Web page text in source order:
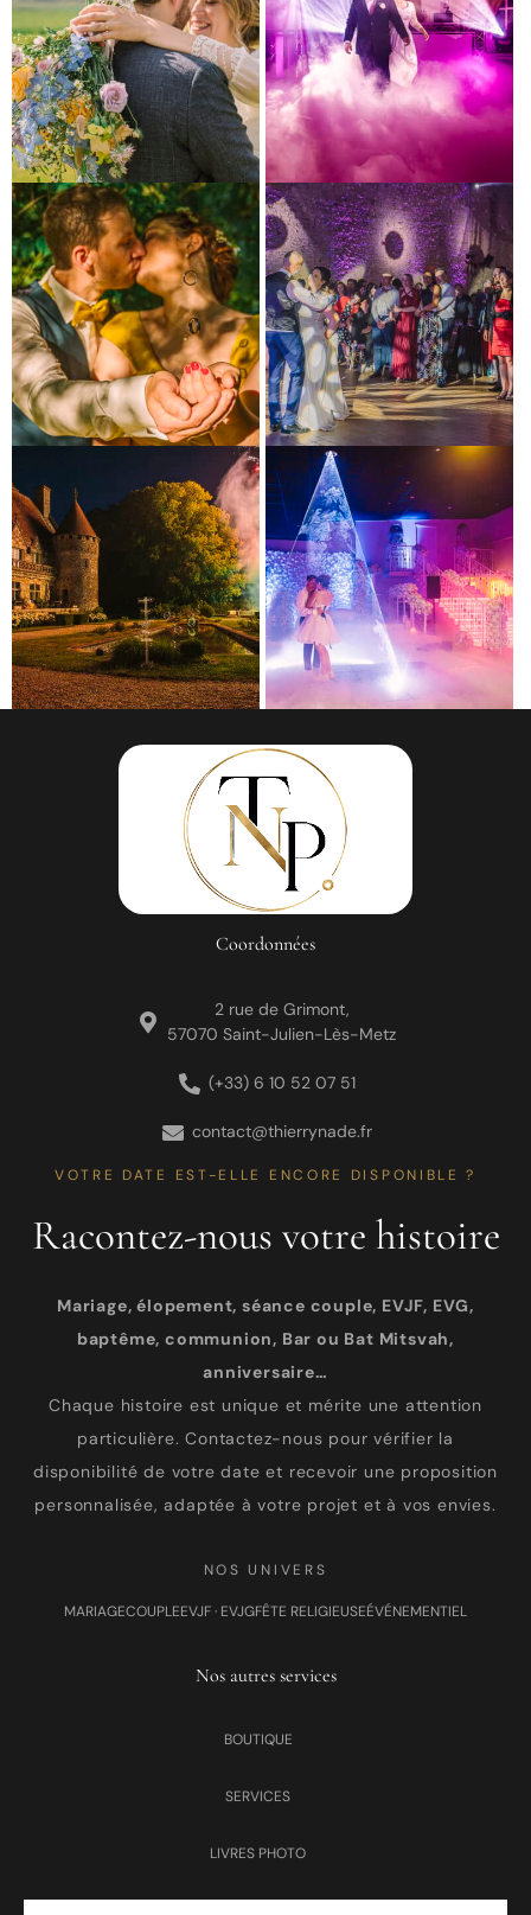
Coordonnées
2 rue de Grimont,
57070 Saint-Julien-Lès-Metz
(+33) 6 10 52 07 51
contact@thierrynade.fr
VOTRE DATE EST-ELLE ENCORE DISPONIBLE ?
Racontez-nous votre histoire
Mariage, élopement, séance couple, EVJF, EVG,
baptême, communion, Bar ou Bat Mitsvah,
anniversaire…
Chaque histoire est unique et mérite une attention
particulière. Contactez-nous pour vérifier la
disponibilité de votre date et recevoir une proposition
personnalisée, adaptée à votre projet et à vos envies.
NOS UNIVERS
MARIAGECOUPLEEVJF · EVJGFÊTE RELIGIEUSEÉVÉNEMENTIEL
Nos autres services
BOUTIQUE
SERVICES
LIVRES PHOTO